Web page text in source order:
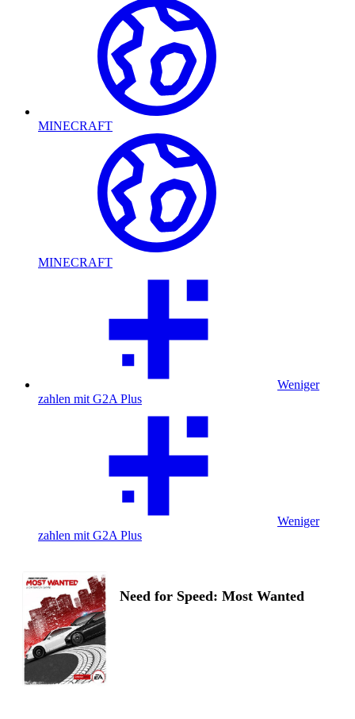
MINECRAFT
MINECRAFT
Weniger
zahlen mit G2A Plus
Weniger
zahlen mit G2A Plus
Need for Speed: Most Wanted